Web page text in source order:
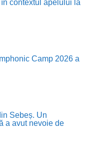
contextul apelului la
Camp 2026 a
Sebeș. Un
a avut nevoie de